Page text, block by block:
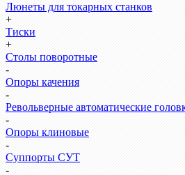
Люнеты для токарных станков
+
Тиски
+
Столы поворотные
-
Опоры качения
-
Револьверные автоматические
-
Опоры клиновые
-
Суппорты СУТ
-